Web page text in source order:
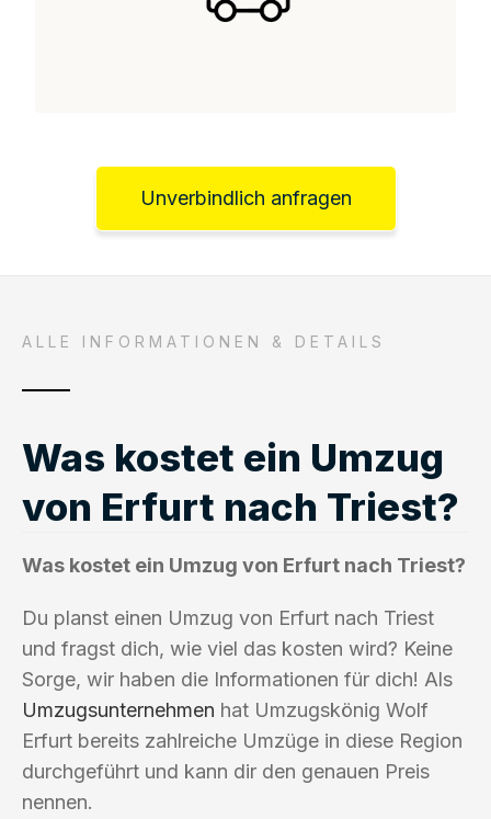
Unverbindlich anfragen
ALLE INFORMATIONEN & DETAILS
Was kostet ein Umzug
von Erfurt nach Triest?
Was kostet ein Umzug von Erfurt nach Triest?
Du planst einen Umzug von Erfurt nach Triest
und fragst dich, wie viel das kosten wird? Keine
Sorge, wir haben die Informationen für dich! Als
Umzugsunternehmen hat Umzugskönig Wolf
Erfurt bereits zahlreiche Umzüge in diese Region
durchgeführt und kann dir den genauen Preis
nennen.